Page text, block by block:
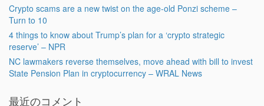
Crypto scams are a new twist on the age-old Ponzi scheme –
Turn to 10
4 things to know about Trump’s plan for a ‘crypto strategic
reserve’ – NPR
NC lawmakers reverse themselves, move ahead with bill to invest
State Pension Plan in cryptocurrency – WRAL News
最近のコメント